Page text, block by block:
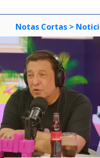
Notas Cortas >